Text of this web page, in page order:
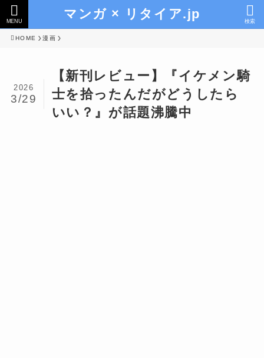
マンガ × リタイア.jp 検索
MENU
HOME 漫画
【新刊レビュー】『イケメン騎
士を拾ったんだがどうしたら
いい？』が話題沸騰中
2026
3/29